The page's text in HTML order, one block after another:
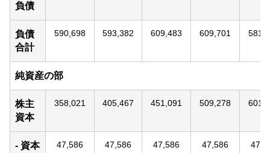
負債
負債
合計
590,698 593,382 609,483 609,701
純資産の部
株主
資本
358,021 405,467 451,091 509,278
- 資本
47,586 47,586 47,586 47,586